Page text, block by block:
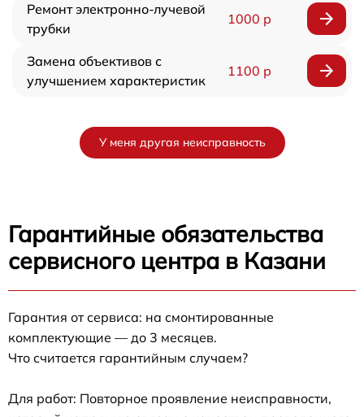
Ремонт электронно-лучевой
трубки
1000 р
Замена объективов с
улучшением характеристик
1100 р
У меня другая неисправность
Гарантийные обязательства
сервисного центра в Казани
Гарантия от сервиса: на смонтированные
комплектующие — до 3 месяцев.
Что считается гарантийным случаем?
Для работ: Повторное проявление неисправности,